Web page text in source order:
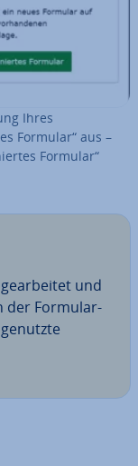
Ihres
Formular“ aus –
Formular“
und
der For­mu­lar­